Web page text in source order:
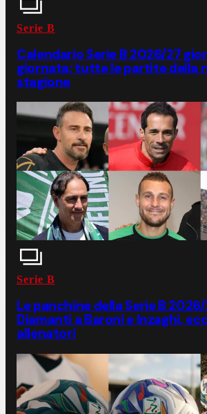
Serie B
Calendario Serie B 2026/27
giornata: tutte le partite della
stagione
Serie B
Le panchine della Serie B
Diamanti a Baroni e Inzaghi,
allenatori